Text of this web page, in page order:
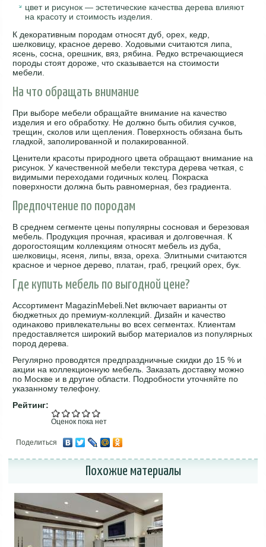
цвет и рисунок — эстетические качества дерева влияют
на красоту и стоимость изделия.
К декоративным породам относят дуб, орех, кедр,
шелковицу, красное дерево. Ходовыми считаются липа,
ясень, сосна, орешник, вяз, рябина. Редко встречающиеся
породы стоят дороже, что сказывается на стоимости
мебели.
На что обращать внимание
При выборе мебели обращайте внимание на качество
изделия и его обработку. Не должно быть обилия сучков,
трещин, сколов или щепления. Поверхность обязана быть
гладкой, заполированной и полакированной.
Ценители красоты природного цвета обращают внимание на
рисунок. У качественной мебели текстура дерева четкая, с
видимыми переходами годичных колец. Покраска
поверхности должна быть равномерная, без градиента.
Предпочтение по породам
В среднем сегменте цены популярны сосновая и березовая
мебель. Продукция прочная, красивая и долговечная. К
дорогостоящим коллекциям относят мебель из дуба,
шелковицы, ясеня, липы, вяза, ореха. Элитными считаются
красное и черное дерево, платан, граб, грецкий орех, бук.
Где купить мебель по выгодной цене?
Ассортимент MagazinMebeli.Net включает варианты от
бюджетных до премиум-коллекций. Дизайн и качество
одинаково привлекательны во всех сегментах. Клиентам
предоставляется широкий выбор материалов из популярных
пород дерева.
Регулярно проводятся предпраздничные скидки до 15 % и
акции на коллекционную мебель. Заказать доставку можно
по Москве и в другие области. Подробности уточняйте по
указанному телефону.
Рейтинг:
Оценок пока нет
Поделиться
Похожие материалы